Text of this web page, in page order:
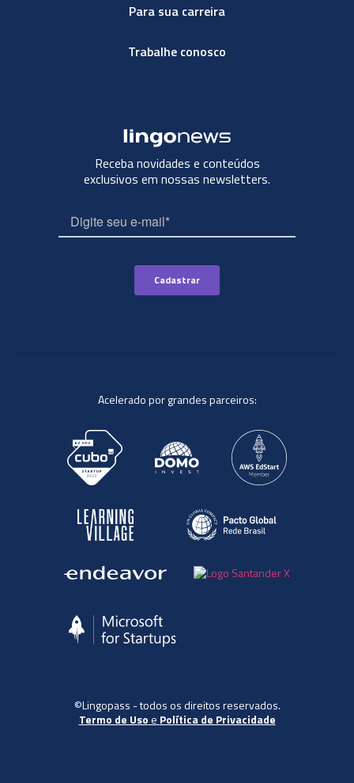
Para sua carreira
Trabalhe conosco
Receba novidades e conteúdos
exclusivos em nossas newsletters.
Acelerado por grandes parceiros:
©Lingopass - todos os direitos reservados.
Termo de Uso e Política de Privacidade